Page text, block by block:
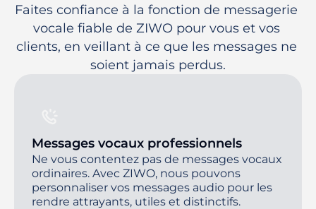
Faites confiance à la fonction de messagerie
vocale fiable de ZIWO pour vous et vos
clients, en veillant à ce que les messages ne
soient jamais perdus.
Messages vocaux professionnels
Ne vous contentez pas de messages vocaux
ordinaires. Avec ZIWO, nous pouvons
personnaliser vos messages audio pour les
rendre attrayants, utiles et distinctifs.